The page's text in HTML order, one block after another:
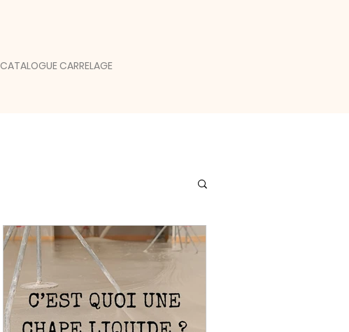
CATALOGUE CARRELAGE